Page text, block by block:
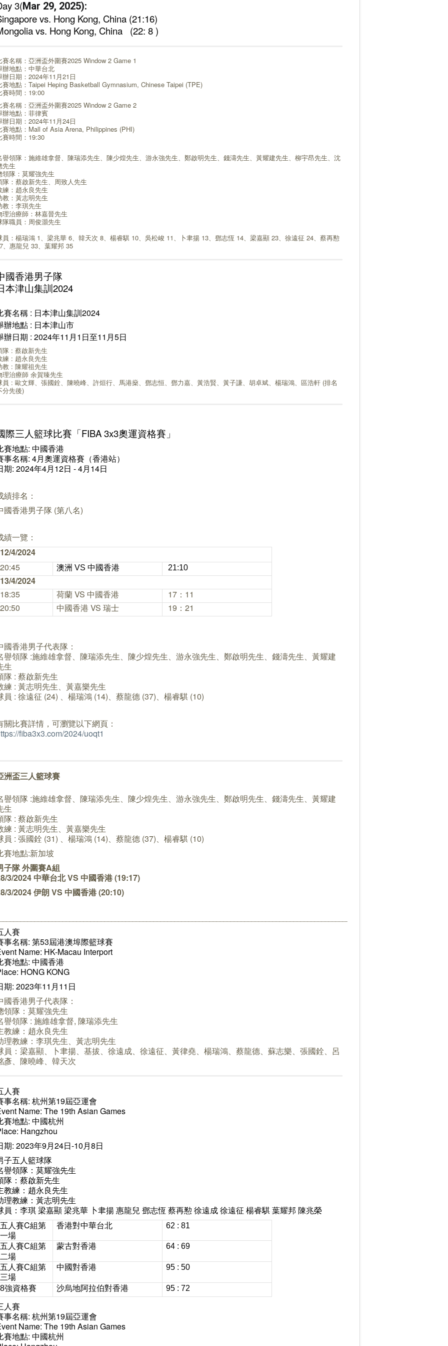
3(Mar 29, 2025):
vs. Hong Kong, China (21:16)
vs. Hong Kong, China (22: 8 )
賽名稱：亞洲盃外圍賽2025 Window 2 Game 1
辦地點：中華台北
辦日期：2024年11月21日
賽地點：Taipei Heping Basketball Gymnasium, Chinese Taipei (TPE)
賽時間：19:00
賽名稱：亞洲盃外圍賽2025 Window 2 Game 2
辦地點：菲律賓
辦日期：2024年11月24日
賽地點：Mall of Asia Arena, Philippines (PHI)
賽時間：19:30
譽領隊：施維雄拿督、陳瑞添先生、陳少煌先生、游永強先生、鄭啟明先生、錢濤先生、黃耀建先生、柳宇昂先生、沈
先生
領隊：莫耀強先生
隊：蔡啟新先生、周致人先生
練：趙永良先生
教：黃志明先生
教：李琪先生
理治療師：林嘉晉先生
隊職員：周俊灝先生
員：楊瑞鴻 1、梁兆華 6、韓天次 8、楊睿騏 10、吳松峻 11、卜聿揚 13、鄧志恆 14、梁嘉顯 23、徐遠征 24、蔡再懃
、惠龍兒 33、葉耀邦 35
國香港男子隊
本津山集訓2024
賽名稱 : 日本津山集訓2024
辦地點 : 日本津山市
辦日期 : 2024年11月1日至11月5日
隊 : 蔡啟新先生
練 : 趙永良先生
教 : 陳耀祖先生
理治療師 余賀臻先生
員 : 歐文輝、張國銓、陳曉峰、許烜行、馬港燊、鄧志恒、鄧力嘉、黃浩賢、黃子謙、胡卓斌、楊瑞鴻、區浩軒 (排名
分先後)
際三人籃球比賽「FIBA 3x3奧運資格賽」
賽地點: 中國香港
事名稱: 4月奧運資格賽（香港站）
期: 2024年4月12日 - 4月14日
績排名：
國香港男子隊 (第八名)
績一覽：
12/4/2024
20:45
澳洲 VS 中國香港 21:10
13/4/2024
18:35
荷蘭 VS 中國香港
17：11
20:50
中國香港 VS 瑞士 19：21
國香港男子代表隊：
譽領隊 :施維雄拿督、陳瑞添先生、陳少煌先生、游永強先生、鄭啟明先生、錢濤先生、黃耀建
生
隊 : 蔡啟新先生
練 : 黃志明先生、黃嘉樂先生
員 : 徐遠征 (24) 、楊瑞鴻 (14)、蔡龍德 (37)、楊睿騏 (10)
關比賽詳情，可瀏覽以下網頁：
fiba3x3.com/2024/uoqt1
洲盃三人籃球賽
譽領隊 :施維雄拿督、陳瑞添先生、陳少煌先生、游永強先生、鄭啟明先生、錢濤先生、黃耀建
生
隊 : 蔡啟新先生
練 : 黃志明先生、黃嘉樂先生
員 : 張國銓 (31) 、楊瑞鴻 (14)、蔡龍德 (37)、楊睿騏 (10)
賽地點:新加坡
子隊 外圍賽A組
3/2024 中華台北 VS 中國香港 (19:17)
3/2024 伊朗 VS 中國香港 (20:10)
人賽
事名稱: 第53屆港澳埠際籃球賽
Name: HK-Macau Interport
賽地點: 中國香港
HONG KONG
期: 2023年11月11日
國香港男子代表隊：
領隊：莫耀強先生
譽領隊 : 施維雄拿督, 陳瑞添先生
教練：趙永良先生
理教練：李琪先生、黃志明先生
員：梁嘉顯、卜聿揚、基拔、徐遠成、徐遠征、黃律堯、楊瑞鴻、蔡龍德、蘇志樂、張國銓、呂
彥、陳曉峰、韓天次
人賽
事名稱: 杭州第19屆亞運會
Name: The 19th Asian Games
賽地點: 中國杭州
Hangzhou
期: 2023年9月24日-10月8日
子五人籃球隊
譽領隊：莫耀強先生
隊：蔡啟新先生
教練：趙永良先生
理教練：黃志明先生
員：李琪 梁嘉顯 梁兆華 卜聿揚 惠龍兒 鄧志恆 蔡再懃 徐遠成 徐遠征 楊睿騏 葉耀邦 陳兆榮
五人賽C組第
一場
香港對中華台北 62 : 81
五人賽C組第
二場
蒙古對香港 64 : 69
五人賽C組第
三場
中國對香港 95 : 50
8強資格賽 沙烏地阿拉伯對香港 95 : 72
人賽
事名稱: 杭州第19屆亞運會
Name: The 19th Asian Games
賽地點: 中國杭州